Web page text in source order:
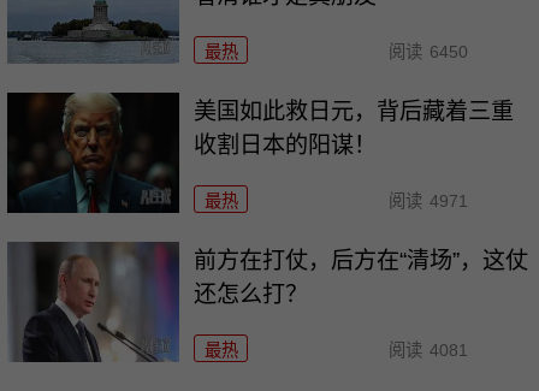
最热 阅读 6450
美国如此救日元，背后藏着三重
收割日本的阳谋！
最热 阅读 4971
前方在打仗，后方在“清场”，这仗
还怎么打？
最热 阅读 4081